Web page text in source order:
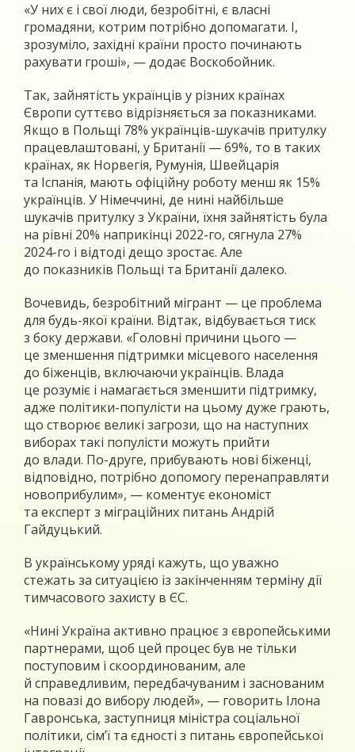
«У них є і свої люди, безробітні, є власні
громадяни, котрим потрібно допомагати. І,
зрозуміло, західні країни просто починають
рахувати гроші», — додає Воскобойник.
Так, зайнятість українців у різних країнах
Європи суттєво відрізняється за показниками.
Якщо в Польщі 78% українців-шукачів притулку
працевлаштовані, у Британії — 69%, то в таких
країнах, як Норвегія, Румунія, Швейцарія
та Іспанія, мають офіційну роботу менш як 15%
українців. У Німеччині, де нині найбільше
шукачів притулку з України, їхня зайнятість була
на рівні 20% наприкінці 2022-го, сягнула 27%
2024-го і відтоді дещо зростає. Але
до показників Польщі та Британії далеко.
Вочевидь, безробітний мігрант — це проблема
для будь-якої країни. Відтак, відбувається тиск
з боку держави. «Головні причини цього —
це зменшення підтримки місцевого населення
до біженців, включаючи українців. Влада
це розуміє і намагається зменшити підтримку,
адже політики-популісти на цьому дуже грають,
що створює великі загрози, що на наступних
виборах такі популісти можуть прийти
до влади. По-друге, прибувають нові біженці,
відповідно, потрібно допомогу перенаправляти
новоприбулим», — коментує економіст
та експерт з міграційних питань Андрій
Гайдуцький.
В українському уряді кажуть, що уважно
стежать за ситуацією із закінченням терміну дії
тимчасового захисту в ЄС.
«Нині Україна активно працює з європейськими
партнерами, щоб цей процес був не тільки
поступовим і скоординованим, але
й справедливим, передбачуваним і заснованим
на повазі до вибору людей», — говорить Ілона
Гавронська, заступниця міністра соціальної
політики, сім’ї та єдності з питань європейської